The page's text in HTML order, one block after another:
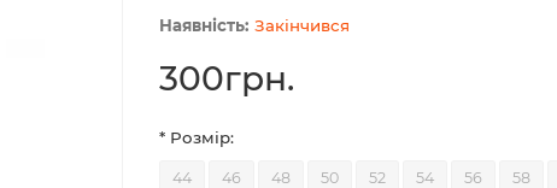
Закінчився
300грн.
* Розмір:
44 46 48 50 52 54 56 58